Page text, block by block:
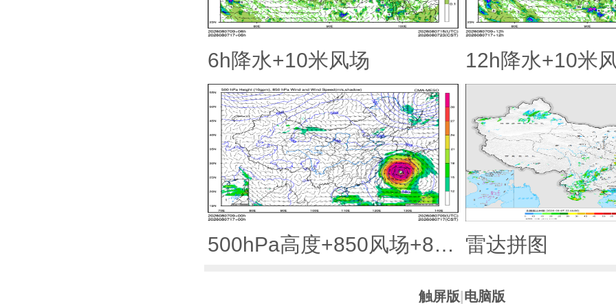
6h降水+10米风场 12h降水+10米
500hPa高度+850风场+850大风速（大于等于12） 雷达拼图
触屏版 电脑版